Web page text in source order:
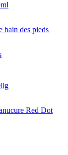
bain des pieds
Red Dot